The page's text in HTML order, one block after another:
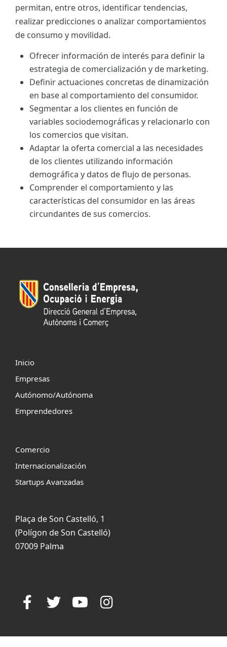
permitan, entre otros, identificar tendencias,
realizar predicciones o analizar comportamientos
de consumo y movilidad.
Ofrecer información de interés para definir la
estrategia de comercialización y de marketing.
Definir actuaciones concretas de dinamización
en base al comportamiento del consumidor.
Segmentar a los clientes en función de
variables sociodemográficas y relacionarlo con
los comercios que visitan.
Adaptar la oferta comercial a las necesidades
de los clientes utilizando información
demográfica y datos de flujo de personas.
Comprender el comportamiento y las
características del consumidor en las áreas
circundantes de sus comercios.
Inicio
Empresas
Autónomo/Autónoma
Emprendedores
Comercio
Internacionalización
Startups Avanzadas
Plaça de Son Castelló, 1
(Polígon de Son Castelló)
07009 Palma